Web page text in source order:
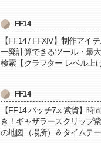
FF14
【FF14 / FFXIV】制作アイ
一発計算できるツール・最
検索【クラフター レベル上
FF14
【FF14 パッチ7.x 紫貨】時
き！ギャザラースクリップ
の地図（場所）＆タイムテ